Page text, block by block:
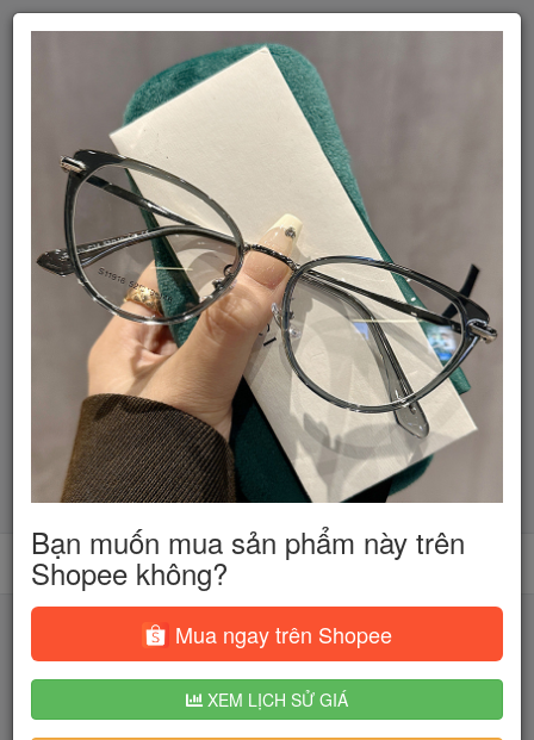
Tìm kiếm
Bạn muốn mua sản phẩm này trên
Shopee không?
Mua ngay trên Shopee
XEM LỊCH SỬ GIÁ